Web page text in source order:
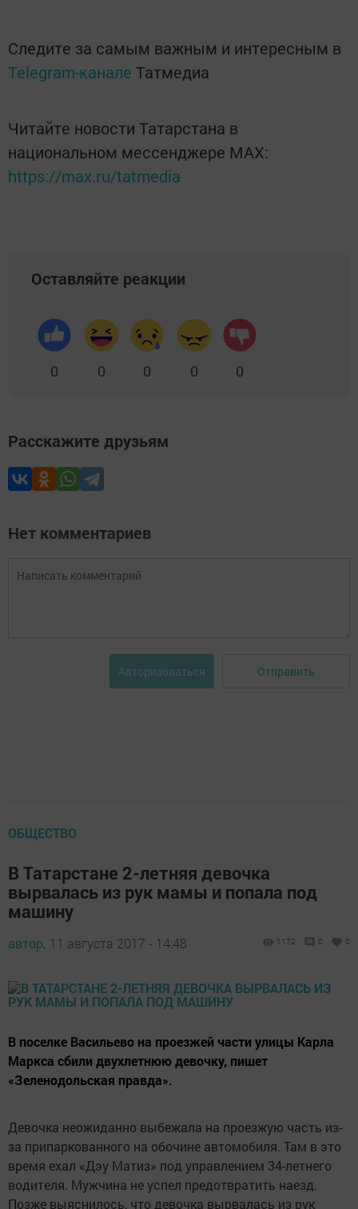
Следите за самым важным и интересным в
Telegram-канале Татмедиа
Читайте новости Татарстана в
национальном мессенджере MАХ:
https://max.ru/tatmedia
Оставляйте реакции
0 0 0 0 0
Расскажите друзьям
Нет комментариев
Авторизоваться Отправить
ОБЩЕСТВО
В Татарстане 2-летняя девочка
вырвалась из рук мамы и попала под
машину
автор, 11 августа 2017 - 14:48 1172 0 0
В поселке Васильево на проезжей части улицы Карла
Маркса сбили двухлетнюю девочку, пишет
«Зеленодольская правда».
Девочка неожиданно выбежала на проезжую часть из-
за припаркованного на обочине автомобиля. Там в это
время ехал «Дэу Матиз» под управлением 34-летнего
водителя. Мужчина не успел предотвратить наезд.
Позже выяснилось, что девочка вырвалась из рук